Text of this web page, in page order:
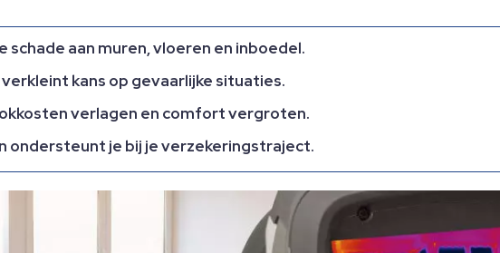
aan muren, vloeren en inboedel.
kans op gevaarlijke situaties.
verlagen en comfort vergroten.
ondersteunt je bij je verzekeringstraject.